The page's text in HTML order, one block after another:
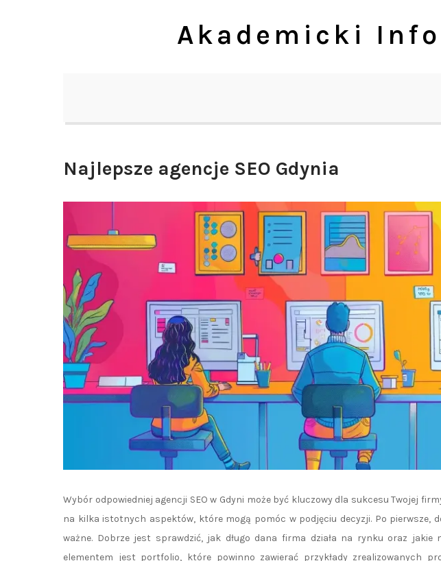
Akademicki
Najlepsze agencje SEO Gdynia
Wybór odpowiedniej agencji SEO w Gdyni może być kluczowy dla sukcesu Twojej
na kilka istotnych aspektów, które mogą pomóc w podjęciu decyzji. Po pierwsze,
ważne. Dobrze jest sprawdzić, jak długo dana firma działa na rynku oraz jakie
elementem jest portfolio, które powinno zawierać przykłady zrealizowanych